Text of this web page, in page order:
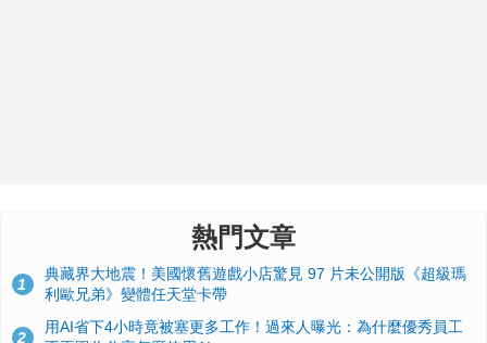
熱門文章
1
典藏界大地震！美國懷舊遊戲小店驚見 97 片未公開版《超級瑪
利歐兄弟》變體任天堂卡帶
2
用AI省下4小時竟被塞更多工作！過來人曝光：為什麼優秀員工